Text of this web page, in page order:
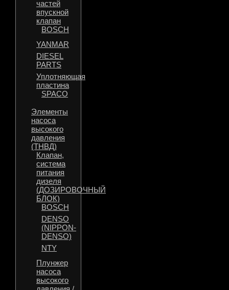
частей
впускной
клапан
BOSCH
YANMAR
DIESEL
PARTS
Уплотняющая
пластина
SPACO
Элементы
насоса
высокого
давления
(ТНВД)
Клапан,
система
питания
дизеля
(ДОЗИРОВОЧНЫЙ
БЛОК)
BOSCH
DENSO
(NIPPON-
DENSO)
NTY
Плунжер
насоса
высокого